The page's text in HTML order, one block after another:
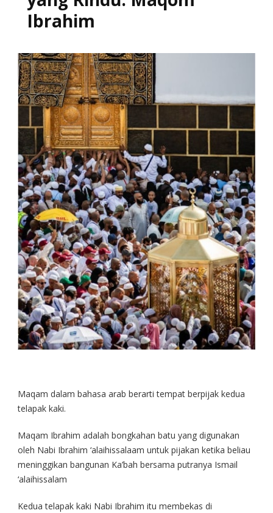
Ibrahim
Maqam dalam bahasa arab berarti tempat berpijak kedua
telapak kaki.
Maqam Ibrahim adalah bongkahan batu yang digunakan
oleh Nabi Ibrahim ‘alaihissalaam untuk pijakan ketika beliau
meninggikan bangunan Ka’bah bersama putranya Ismail
‘alaihissalam
Kedua telapak kaki Nabi Ibrahim itu membekas di